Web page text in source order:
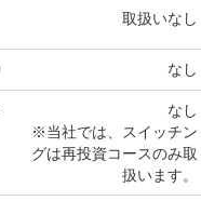
取扱いなし
なし
なし
※当社では、スイッチン
グは再投資コースのみ取
扱います。